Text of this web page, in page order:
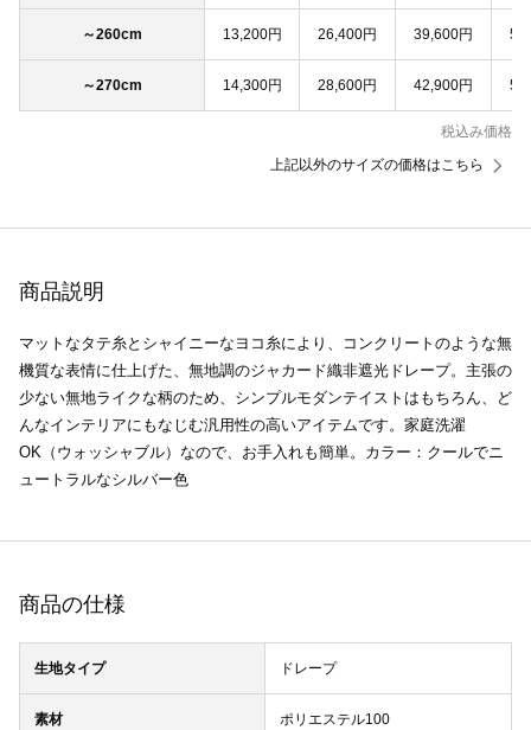
～260cm 13,200円 26,400円 39,600円
～270cm 14,300円 28,600円 42,900円
税込み価格
上記以外のサイズの価格はこちら
商品説明
マットなタテ糸とシャイニーなヨコ糸により、コンクリートのような無
機質な表情に仕上げた、無地調のジャカード織非遮光ドレープ。主張の
少ない無地ライクな柄のため、シンプルモダンテイストはもちろん、ど
んなインテリアにもなじむ汎用性の高いアイテムです。家庭洗濯
OK（ウォッシャブル）なので、お手入れも簡単。カラー：クールでニ
ュートラルなシルバー色
商品の仕様
生地タイプ ドレープ
素材 ポリエステル100